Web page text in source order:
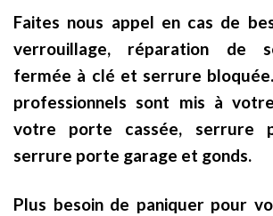
Faites nous appel en cas de
verrouillage, réparation de
fermée à clé et serrure
professionnels sont mis à
votre porte cassée, serrure
serrure porte garage et gonds.
Plus besoin de paniquer pour